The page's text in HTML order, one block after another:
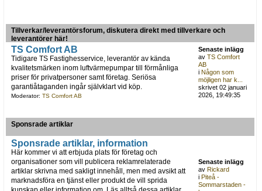
Tillverkar/leverantörsforum, diskutera direkt med tillverkare och
leverantörer här!
TS Comfort AB
Tidigare TS Fastighesservice, leverantör av kända
kvalitetsmärken inom luftvärmepumpar till förmånliga
priser för privatpersoner samt företag. Seriösa
garantiåtaganden ingår självklart vid köp.
Moderator: TS Comfort AB
Senaste inlägg
avTS Comfort
AB
iNågon som
möjligen har k...
skrivet 02 januari
2026, 19:49:35
Sponsrade artiklar
Sponsrade artiklar, information
Här kommer vi att erbjuda plats för företag och
organisationer som vill publicera reklamrelaterade
artiklar skrivna med sakligt innehåll, men med avsikt att
marknadsföra en tjänst eller produkt de vill sprida
Senaste inlägg
avRickard
iPiteå -
Sommarstaden -